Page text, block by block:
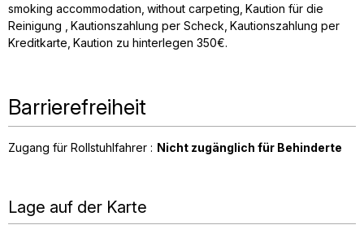
smoking accommodation without carpeting Kaution für die
Reinigung
Kautionszahlung per Scheck Kautionszahlung per
Kreditkarte Kaution zu hinterlegen 350€
Barrierefreiheit
Zugang für Rollstuhlfahrer : Nicht zugänglich für Behinderte
Lage auf der Karte